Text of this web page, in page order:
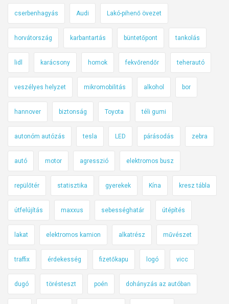
cserbenhagyás Audi Lakó-pihenő övezet
horvátország karbantartás büntetőpont tankolás
lidl karácsony homok fekvőrendőr teherautó
veszélyes helyzet mikromobilitás alkohol bor
hannover biztonság Toyota téli gumi
autonóm autózás tesla LED párásodás zebra
autó motor agresszió elektromos busz
repülőtér statisztika gyerekek Kína kresz tábla
útfelújítás maxxus sebességhatár útépítés
lakat elektromos kamion alkatrész művészet
traffix érdekesség fizetőkapu logó vicc
dugó törésteszt poén dohányzás az autóban